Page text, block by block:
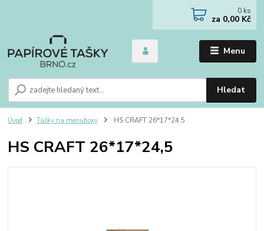
Menu
Hledat
0 ks
za 0,00 Kč
Úvod Tašky na menuboxy HS CRAFT 26*17*24,5
HS CRAFT 26*17*24,5